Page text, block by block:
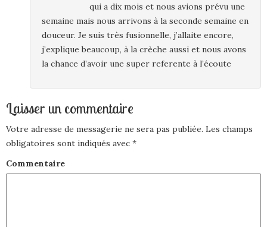
qui a dix mois et nous avions prévu une
semaine mais nous arrivons à la seconde semaine en
douceur. Je suis très fusionnelle, j’allaite encore,
j’explique beaucoup, à la crèche aussi et nous avons
la chance d’avoir une super referente à l’écoute
Laisser un commentaire
Votre adresse de messagerie ne sera pas publiée. Les champs
obligatoires sont indiqués avec *
Commentaire